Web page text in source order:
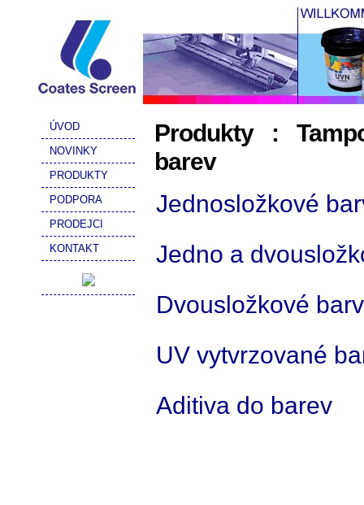
ÚVOD
NOVINKY
PRODUKTY
PODPORA
PRODEJCI
KONTAKT
Produkty :
barev
Jednosložkové
Jedno a
Dvousložkové
UV vytvrzované
Aditiva do barev